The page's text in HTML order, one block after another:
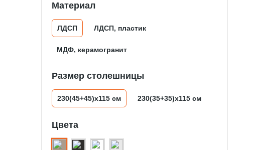
Материал
ЛДСП ЛДСП, пластик
МДФ, керамогранит
Размер столешницы
230(45+45)x115 см 230(35+35)х115 см
Цвета